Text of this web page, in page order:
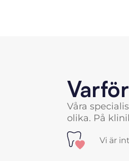
Våra
olika. På
Vi är